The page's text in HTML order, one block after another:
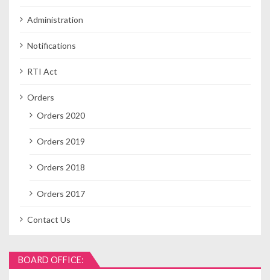
Administration
Notifications
RTI Act
Orders
Orders 2020
Orders 2019
Orders 2018
Orders 2017
Contact Us
BOARD OFFICE: